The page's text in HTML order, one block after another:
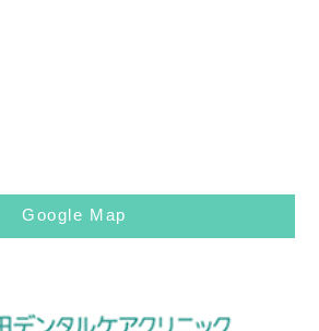
Google Map